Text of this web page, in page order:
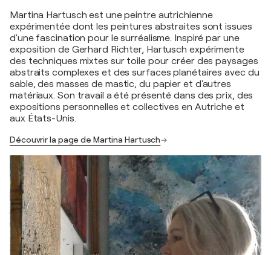
Martina Hartusch est une peintre autrichienne
expérimentée dont les peintures abstraites sont issues
d'une fascination pour le surréalisme. Inspiré par une
exposition de Gerhard Richter, Hartusch expérimente
des techniques mixtes sur toile pour créer des paysages
abstraits complexes et des surfaces planétaires avec du
sable, des masses de mastic, du papier et d'autres
matériaux. Son travail a été présenté dans des prix, des
expositions personnelles et collectives en Autriche et
aux États-Unis.
Découvrir la page de Martina Hartusch